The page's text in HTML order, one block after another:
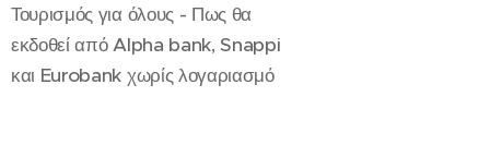
Τουρισμός για όλους - Πως θα
εκδοθεί από Alpha bank, Snappi
και Eurobank χωρίς λογαριασμό